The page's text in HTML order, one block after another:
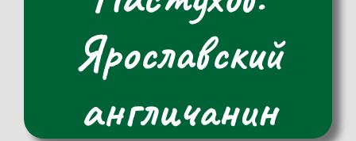
Ярославский
англичанин